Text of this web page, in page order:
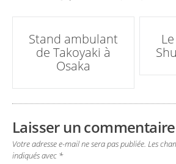
Poste
navigation
Stand ambulant
de Takoyaki à
Osaka
Laisser un commentaire
Votre adresse e-mail ne sera pas publiée. Les
indiqués avec *